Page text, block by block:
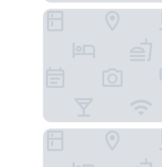
里昂中心宜必思飯店
里昂 7區 Zenao 公寓飯店